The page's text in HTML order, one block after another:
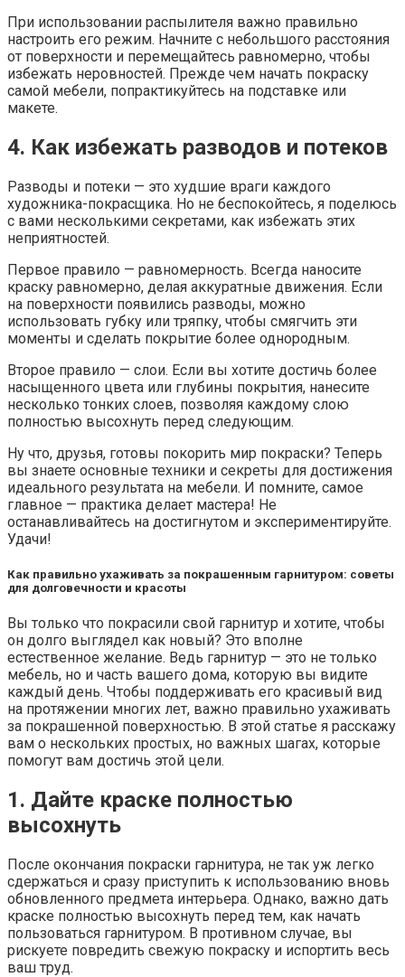
При использовании распылителя важно правильно
настроить его режим. Начните с небольшого расстояния
от поверхности и перемещайтесь равномерно, чтобы
избежать неровностей. Прежде чем начать покраску
самой мебели, попрактикуйтесь на подставке или
макете.
4. Как избежать разводов и потеков
Разводы и потеки — это худшие враги каждого
художника-покрасщика. Но не беспокойтесь, я поделюсь
с вами несколькими секретами, как избежать этих
неприятностей.
Первое правило — равномерность. Всегда наносите
краску равномерно, делая аккуратные движения. Если
на поверхности появились разводы, можно
использовать губку или тряпку, чтобы смягчить эти
моменты и сделать покрытие более однородным.
Второе правило — слои. Если вы хотите достичь более
насыщенного цвета или глубины покрытия, нанесите
несколько тонких слоев, позволяя каждому слою
полностью высохнуть перед следующим.
Ну что, друзья, готовы покорить мир покраски? Теперь
вы знаете основные техники и секреты для достижения
идеального результата на мебели. И помните, самое
главное — практика делает мастера! Не
останавливайтесь на достигнутом и экспериментируйте.
Удачи!
Как правильно ухаживать за покрашенным гарнитуром: советы
для долговечности и красоты
Вы только что покрасили свой гарнитур и хотите, чтобы
он долго выглядел как новый? Это вполне
естественное желание. Ведь гарнитур — это не только
мебель, но и часть вашего дома, которую вы видите
каждый день. Чтобы поддерживать его красивый вид
на протяжении многих лет, важно правильно ухаживать
за покрашенной поверхностью. В этой статье я расскажу
вам о нескольких простых, но важных шагах, которые
помогут вам достичь этой цели.
1. Дайте краске полностью
высохнуть
После окончания покраски гарнитура, не так уж легко
сдержаться и сразу приступить к использованию вновь
обновленного предмета интерьера. Однако, важно дать
краске полностью высохнуть перед тем, как начать
пользоваться гарнитуром. В противном случае, вы
рискуете повредить свежую покраску и испортить весь
ваш труд.